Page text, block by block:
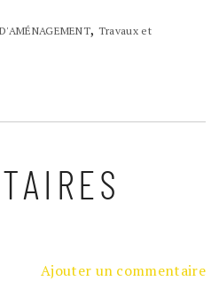
, Travaux et
Ajouter un commentaire